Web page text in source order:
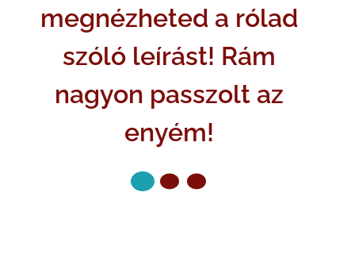
megnézheted a rólad
szóló leírást! Rám
nagyon passzolt az
enyém!